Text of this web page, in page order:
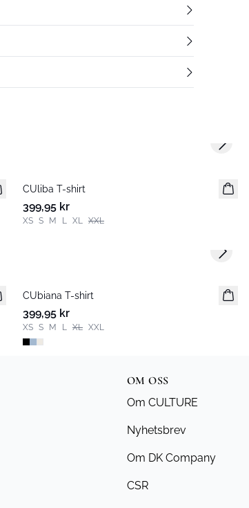
Nyhet
CUliba T-shirt
399,95 kr
XS S M L XL XXL
Next
CUbiana T-shirt
399,95 kr
XS S M L XL XXL
Next
OM OSS
Om CULTURE
Nyhetsbrev
Om DK Company
CSR